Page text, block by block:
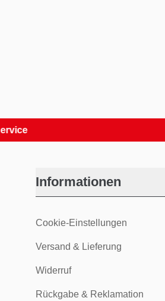
Informationen
Cookie-Einstellungen
Versand & Lieferung
Widerruf
Rückgabe & Reklamation